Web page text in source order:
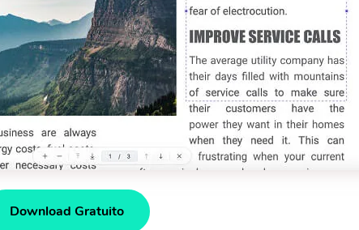
Download Gratuito